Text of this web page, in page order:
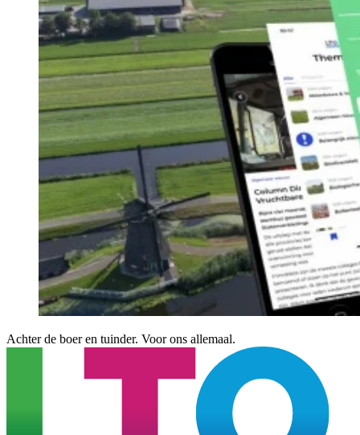
Achter de boer en tuinder. Voor ons allemaal.